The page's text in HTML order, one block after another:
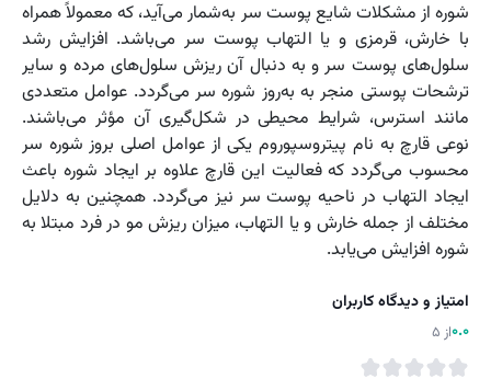
شوره از مشکلات شایع پوست سر به‌شمار می‌آید، که معمولاً همراه
با خارش، قرمزی و یا التهاب پوست سر می‌باشد. افزایش رشد
سلول‌های پوست سر و به دنبال آن ریزش سلول‌های مرده و سایر
ترشحات پوستی منجر به به‌روز شوره سر می‌گردد. عوامل متعددی
مانند استرس، شرایط محیطی در شکل‌گیری آن مؤثر می‌باشند.
نوعی قارچ به نام پیتروسپوروم یکی از عوامل اصلی بروز شوره سر
محسوب می‌گردد که فعالیت این قارچ علاوه بر ایجاد شوره باعث
ایجاد التهاب در ناحیه پوست سر نیز می‌گردد. همچنین به دلایل
مختلف از جمله خارش و یا التهاب، میزان ریزش مو در فرد مبتلا به
شوره افزایش می‌یابد.
امتیاز و دیدگاه کاربران
0.0از 5